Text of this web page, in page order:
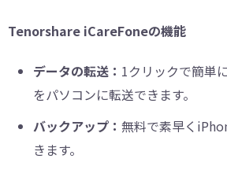
Tenorshare iCareFoneの機能
データの転送： 1クリックで簡単
をパソコンに転送できます。
バックアップ： 無料で素早く
きます。